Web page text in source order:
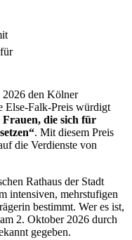
den Kölner
Else-Falk-Preis würdigt
Frauen, die sich für
. Mit diesem Preis
die Verdienste von
Rathaus der Stadt
intensiven, mehrstufigen
bestimmt. Wer es ist,
2. Oktober 2026 durch
gegeben.